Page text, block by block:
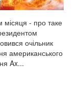
місяця - про таке
очільник
американського
Ax...